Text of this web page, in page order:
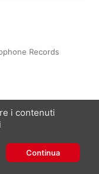
Records
of
i contenuti
Continua